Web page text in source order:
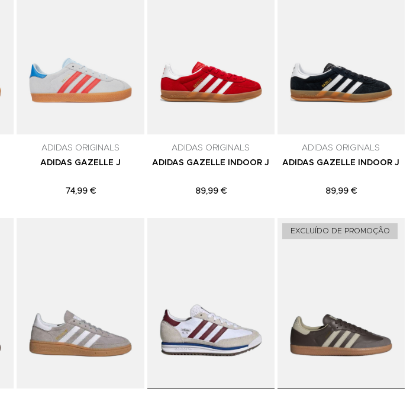
ADIDAS ORIGINALS
ADIDAS GAZELLE J
74,99 €
ADIDAS ORIGINALS
ADIDAS GAZELLE INDOOR J
89,99 €
ADIDAS ORIGINALS
ADIDAS GAZELLE INDOOR J
89,99 €
Adicionar aos Favoritos
EXCLUÍDO DE PROMOÇÃO